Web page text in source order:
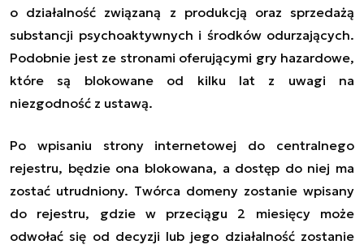
o działalność związaną z produkcją oraz sprzedażą
substancji psychoaktywnych i środków odurzających.
Podobnie jest ze stronami oferującymi gry hazardowe,
które są blokowane od kilku lat z uwagi na
niezgodność z ustawą.
Po wpisaniu strony internetowej do centralnego
rejestru, będzie ona blokowana, a dostęp do niej ma
zostać utrudniony. Twórca domeny zostanie wpisany
do rejestru, gdzie w przeciągu 2 miesięcy może
odwołać się od decyzji lub jego działalność zostanie